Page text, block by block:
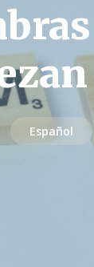
Español